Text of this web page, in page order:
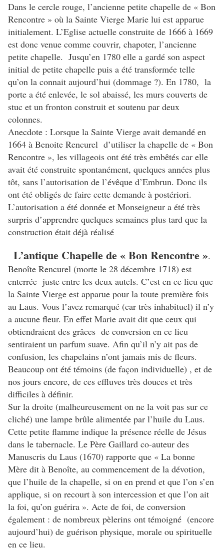
Dans le cercle rouge, l’ancienne petite chapelle de « Bon
Rencontre » où la Sainte Vierge Marie lui est apparue
initialement. L’Eglise actuelle construite de 1666 à 1669
est donc venue comme couvrir, chapoter, l’ancienne
petite chapelle. Jusqu’en 1780 elle a gardé son aspect
initial de petite chapelle puis a été transformée telle
qu’on la connait aujourd’hui (dommage ?). En 1780, la
porte a été enlevée, le sol abaissé, les murs couverts de
stuc et un fronton construit et soutenu par deux
colonnes.
Anecdote : Lorsque la Sainte Vierge avait demandé en
1664 à Benoite Rencurel d’utiliser la chapelle de « Bon
Rencontre », les villageois ont été très embêtés car elle
avait été construite spontanément, quelques années plus
tôt, sans l’autorisation de l’évêque d’Embrun. Donc ils
ont été obligés de faire cette demande à postériori.
L’autorisation a été donnée et Monseigneur a été très
surpris d’apprendre quelques semaines plus tard que la
construction était déjà réalisé
L’antique Chapelle de « Bon Rencontre ».
Benoîte Rencurel (morte le 28 décembre 1718) est
enterrée juste entre les deux autels. C’est en ce lieu que
la Sainte Vierge est apparue pour la toute première fois
au Laus. Vous l’avez remarqué (car très inhabituel) il n’y
a aucune fleur. En effet Marie avait dit que ceux qui
obtiendraient des grâces de conversion en ce lieu
sentiraient un parfum suave. Afin qu’il n’y ait pas de
confusion, les chapelains n’ont jamais mis de fleurs.
Beaucoup ont été témoins (de façon individuelle) , et de
nos jours encore, de ces effluves très douces et très
difficiles à définir.
Sur la droite (malheureusement on ne la voit pas sur ce
cliché) une lampe brûle alimentée par l’huile du Laus.
Cette petite flamme indique la présence réelle de Jésus
dans le tabernacle. Le Père Gaillard co-auteur des
Manuscris du Laus (1670) rapporte que « La bonne
Mère dit à Benoîte, au commencement de la dévotion,
que l’huile de la chapelle, si on en prend et que l’on s’en
applique, si on recourt à son intercession et que l’on ait
la foi, qu’on guérira ». Acte de foi, de conversion
également : de nombreux pèlerins ont témoigné (encore
aujourd’hui) de guérison physique, morale ou spirituelle
en ce lieu.